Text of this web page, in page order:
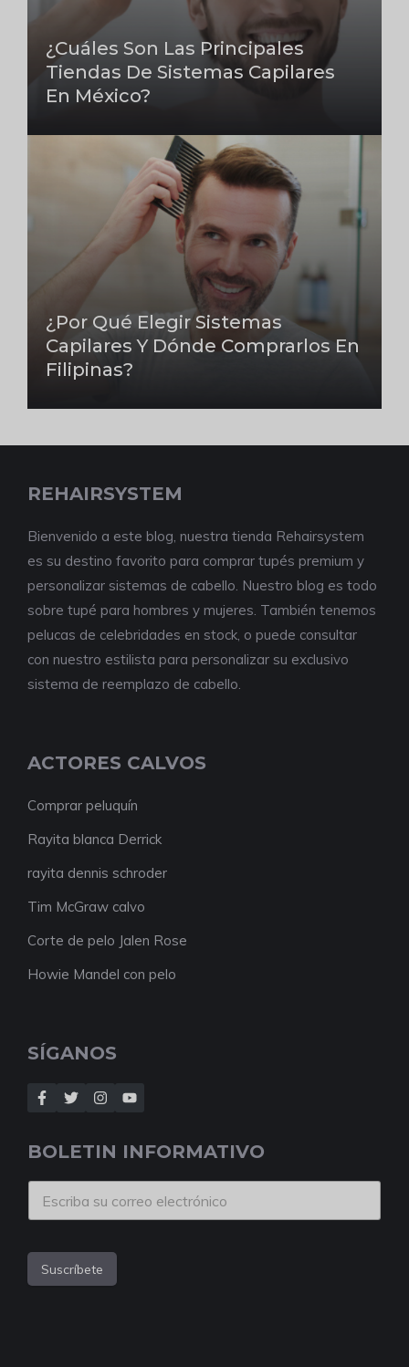
¿Cuáles Son Las Principales
Tiendas De Sistemas Capilares
En México?
¿Por Qué Elegir Sistemas
Capilares Y Dónde Comprarlos En
Filipinas?
REHAIRSYSTEM
Bienvenido a este blog, nuestra tienda Rehairsystem
es su destino favorito para comprar tupés premium y
personalizar sistemas de cabello. Nuestro blog es todo
sobre tupé para hombres y mujeres. También tenemos
pelucas de celebridades en stock, o puede consultar
con nuestro estilista para personalizar su exclusivo
sistema de reemplazo de cabello.
ACTORES CALVOS
Comprar peluquín
Rayita blanca Derrick
rayita dennis schroder
Tim McGraw calvo
Corte de pelo Jalen Rose
Howie Mandel con pelo
SÍGANOS
BOLETIN INFORMATIVO
Suscríbete